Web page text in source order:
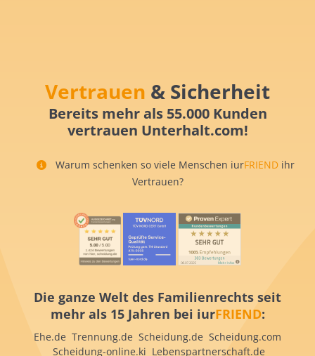
Vertrauen & Sicherheit
Bereits mehr als 55.000 Kunden
vertrauen Unterhalt.com!
Warum schenken so viele Menschen iurFRIEND ihr
Vertrauen?
Die ganze Welt des Familienrechts seit
mehr als 15 Jahren bei iurFRIEND:
Ehe.de Trennung.de Scheidung.de Scheidung.com
Scheidung-online.ki Lebenspartnerschaft.de